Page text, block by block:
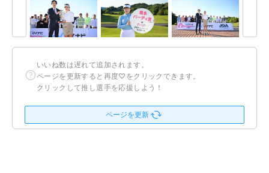
いいね数は遅れて追加されます。
ページを更新すると再度♡をクリックできます。
クリックして推し選手を応援しよう！
ページを更新